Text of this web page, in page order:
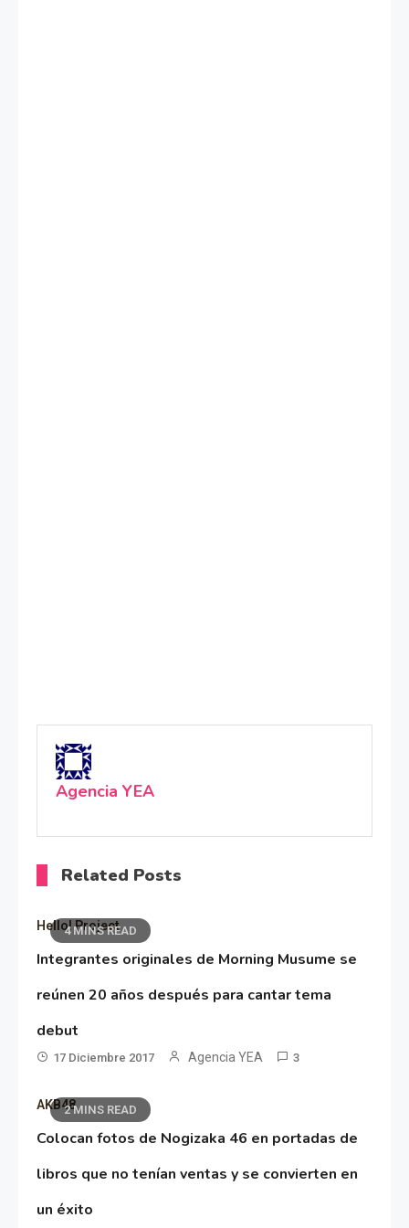
Agencia YEA
Related Posts
4 MINS READ
Hello! Project
Integrantes originales de Morning Musume se
reúnen 20 años después para cantar tema
debut
17 Diciembre 2017 Agencia YEA 3
2 MINS READ
AKB48
Colocan fotos de Nogizaka 46 en portadas de
libros que no tenían ventas y se convierten en
un éxito